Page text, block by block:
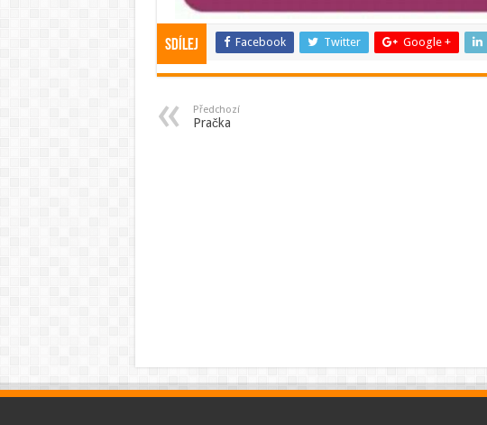
Sdílej Facebook Twitter Google +
Předchozí
Pračka